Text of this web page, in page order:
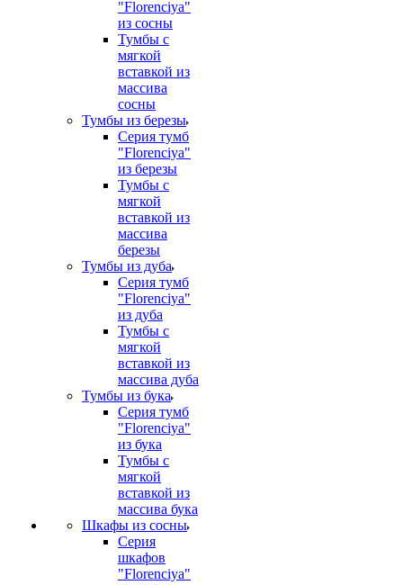
"Florenciya"
из сосны
Тумбы с
мягкой
вставкой из
массива
сосны
Тумбы из березы
Серия тумб
"Florenciya"
из березы
Тумбы с
мягкой
вставкой из
массива
березы
Тумбы из дуба
Серия тумб
"Florenciya"
из дуба
Тумбы с
мягкой
вставкой из
массива дуба
Тумбы из бука
Серия тумб
"Florenciya"
из бука
Тумбы с
мягкой
вставкой из
массива бука
Шкафы из сосны
Серия
шкафов
"Florenciya"